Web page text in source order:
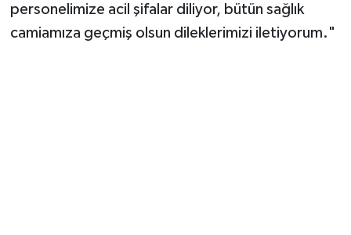
personelimize acil şifalar diliyor, bütün sağlık
camiamıza geçmiş olsun dileklerimizi iletiyorum."